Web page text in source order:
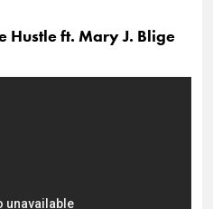
Hustle ft. Mary J. Blige